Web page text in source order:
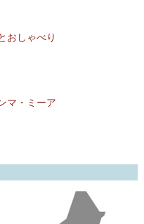
おしゃべり
マ・ミーア